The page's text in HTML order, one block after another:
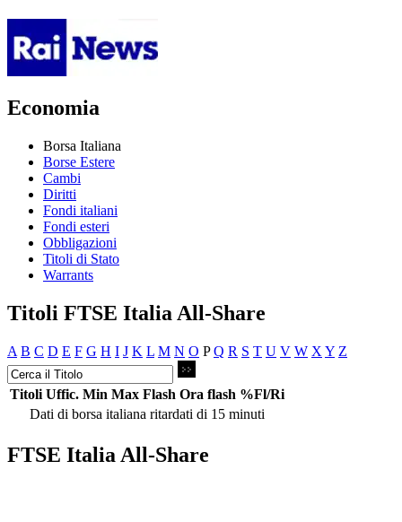
Economia
Borsa Italiana
Borse Estere
Cambi
Diritti
Fondi italiani
Fondi esteri
Obbligazioni
Titoli di Stato
Warrants
Titoli FTSE Italia All-Share
A B C D E F G H I J K L M N O PQ R S T U V W X Y Z
Titoli Uffic. Min Max Flash Ora flash %Fl/Ri
Dati di borsa italiana ritardati di 15 minuti
FTSE Italia All-Share